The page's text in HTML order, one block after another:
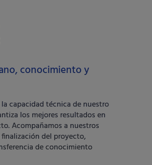
conocimiento y
capacidad técnica de nuestro
los mejores resultados en
Acompañamos a nuestros
del proyecto,
de conocimiento